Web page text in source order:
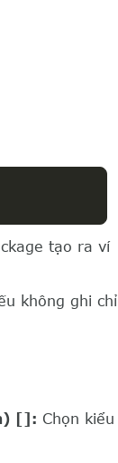
tạo ra ví
không ghi chỉ
[]: Chọn kiểu